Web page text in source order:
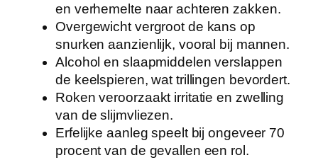
en verhemelte naar achteren zakken.
Overgewicht vergroot de kans op
snurken aanzienlijk, vooral bij mannen.
Alcohol en slaapmiddelen verslappen
de keelspieren, wat trillingen bevordert.
Roken veroorzaakt irritatie en zwelling
van de slijmvliezen.
Erfelijke aanleg speelt bij ongeveer 70
procent van de gevallen een rol.